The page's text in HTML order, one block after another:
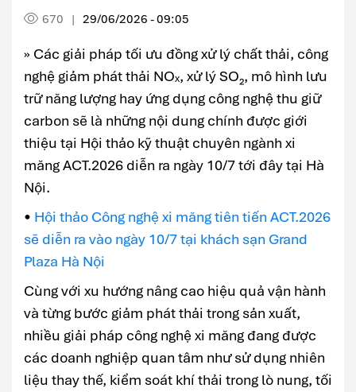
670 | 29/06/2026 - 09:05
» Các giải pháp tối ưu đồng xử lý chất thải, công
nghệ giảm phát thải NOₓ, xử lý SO₂, mô hình lưu
trữ năng lượng hay ứng dụng công nghệ thu giữ
carbon sẽ là những nội dung chính được giới
thiệu tại Hội thảo kỹ thuật chuyên ngành xi
măng ACT.2026 diễn ra ngày 10/7 tới đây tại Hà
Nội.
• Hội thảo Công nghệ xi măng tiên tiến ACT.2026
sẽ diễn ra vào ngày 10/7 tại khách sạn Grand
Plaza Hà Nội
Cùng với xu hướng nâng cao hiệu quả vận hành
và từng bước giảm phát thải trong sản xuất,
nhiều giải pháp công nghệ xi măng đang được
các doanh nghiệp quan tâm như sử dụng nhiên
liệu thay thế, kiểm soát khí thải trong lò nung, tối